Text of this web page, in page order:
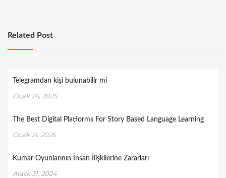
Related Post
Telegramdan kişi bulunabilir mi
Ocak 26, 2025
The Best Digital Platforms For Story Based Language Learning
Ocak 21, 2026
Kumar Oyunlarının İnsan İlişkilerine Zararları
Aralık 31, 2024